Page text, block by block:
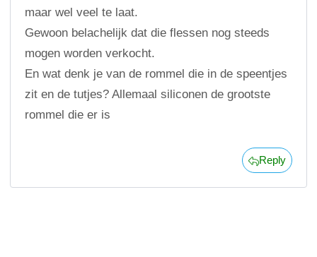
maar wel veel te laat.
Gewoon belachelijk dat die flessen nog steeds
mogen worden verkocht.
En wat denk je van de rommel die in de speentjes
zit en de tutjes? Allemaal siliconen de grootste
rommel die er is
Reply